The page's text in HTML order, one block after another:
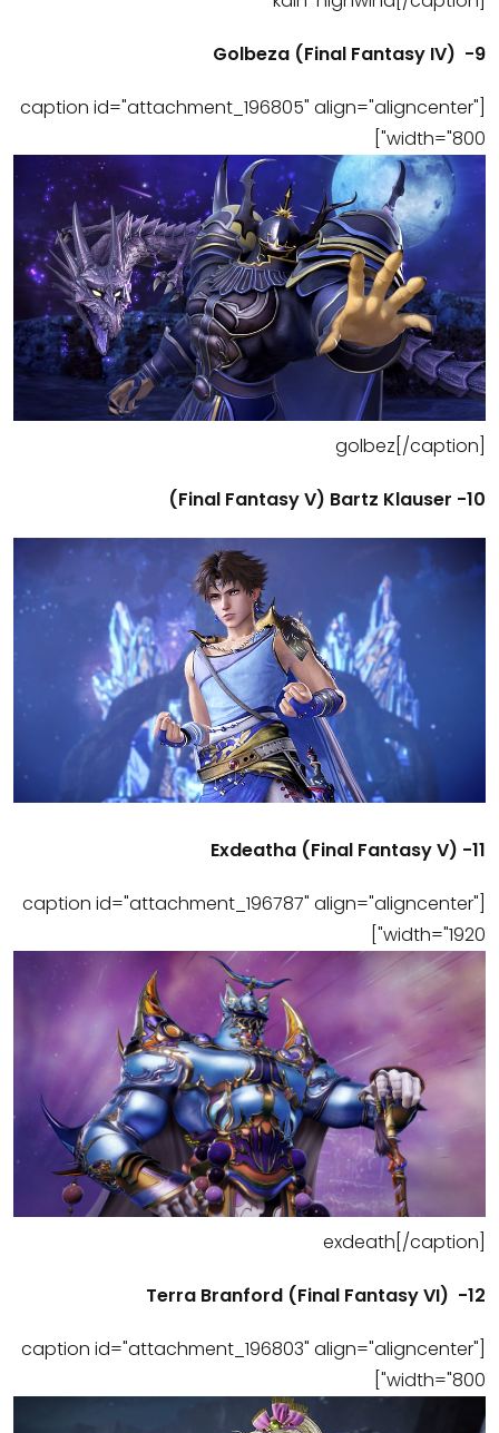
9- (Final Fantasy IV) Golbeza
[caption id="attachment_196805" align="aligncenter"
width="800"]
golbez[/caption]
10- Final Fantasy V) Bartz Klauser)
11- Exdeatha (Final Fantasy V)
[caption id="attachment_196787" align="aligncenter"
width="1920"]
exdeath[/caption]
12- (Final Fantasy VI) Terra Branford
[caption id="attachment_196803" align="aligncenter"
width="800"]